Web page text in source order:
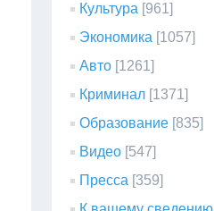
Культура [961]
Экономика [1057]
Авто [1261]
Криминал [1371]
Образование [835]
Видео [547]
Пресса [359]